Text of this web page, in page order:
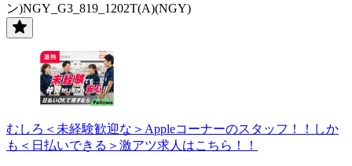
ン)NGY_G3_819_1202T(A)(NGY)
むしろ＜未経験歓迎な＞Appleコーナーのスタッフ！！しか
も＜日払いできる＞激アツ求人はこちら！！